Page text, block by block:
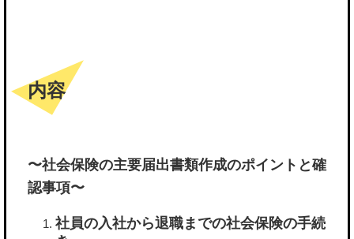
内容
〜社会保険の主要届出書類作成のポイントと確
認事項〜
社員の入社から退職までの社会保険の手続